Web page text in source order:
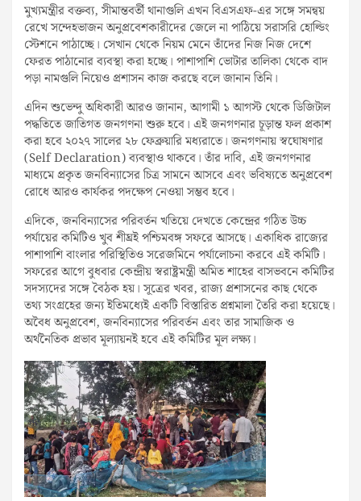
মুখ্যমন্ত্রীর বক্তব্য, সীমান্তবর্তী থানাগুলি এখন বিএসএফ-এর সঙ্গে সমন্বয়
রেখে সন্দেহভাজন অনুপ্রবেশকারীদের জেলে না পাঠিয়ে সরাসরি হোল্ডিং
স্টেশনে পাঠাচ্ছে। সেখান থেকে নিয়ম মেনে তাঁদের নিজ নিজ দেশে
ফেরত পাঠানোর ব্যবস্থা করা হচ্ছে। পাশাপাশি ভোটার তালিকা থেকে বাদ
পড়া নামগুলি নিয়েও প্রশাসন কাজ করছে বলে জানান তিনি।
এদিন শুভেন্দু অধিকারী আরও জানান, আগামী ১ আগস্ট থেকে ডিজিটাল
পদ্ধতিতে জাতিগত জনগণনা শুরু হবে। এই জনগণনার চূড়ান্ত ফল প্রকাশ
করা হবে ২০২৭ সালের ২৮ ফেব্রুয়ারি মধ্যরাতে। জনগণনায় স্বঘোষণার
(Self Declaration) ব্যবস্থাও থাকবে। তাঁর দাবি, এই জনগণনার
মাধ্যমে প্রকৃত জনবিন্যাসের চিত্র সামনে আসবে এবং ভবিষ্যতে অনুপ্রবেশ
রোধে আরও কার্যকর পদক্ষেপ নেওয়া সম্ভব হবে।
এদিকে, জনবিন্যাসের পরিবর্তন খতিয়ে দেখতে কেন্দ্রের গঠিত উচ্চ
পর্যায়ের কমিটিও খুব শীঘ্রই পশ্চিমবঙ্গ সফরে আসছে। একাধিক রাজ্যের
পাশাপাশি বাংলার পরিস্থিতিও সরেজমিনে পর্যালোচনা করবে এই কমিটি।
সফরের আগে বুধবার কেন্দ্রীয় স্বরাষ্ট্রমন্ত্রী অমিত শাহের বাসভবনে কমিটির
সদস্যদের সঙ্গে বৈঠক হয়। সূত্রের খবর, রাজ্য প্রশাসনের কাছ থেকে
তথ্য সংগ্রহের জন্য ইতিমধ্যেই একটি বিস্তারিত প্রশ্নমালা তৈরি করা হয়েছে।
অবৈধ অনুপ্রবেশ, জনবিন্যাসের পরিবর্তন এবং তার সামাজিক ও
অর্থনৈতিক প্রভাব মূল্যায়নই হবে এই কমিটির মূল লক্ষ্য।